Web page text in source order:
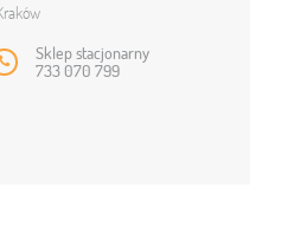
Sklep stacjonarny
733 070 799